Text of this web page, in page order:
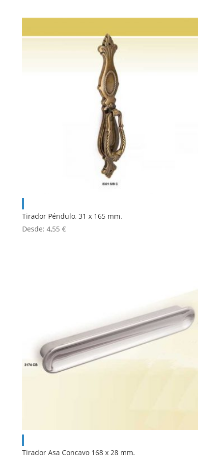
Tirador Péndulo, 31 x 165 mm.
Desde: 4,55 €
Tirador Asa Concavo 168 x 28 mm.